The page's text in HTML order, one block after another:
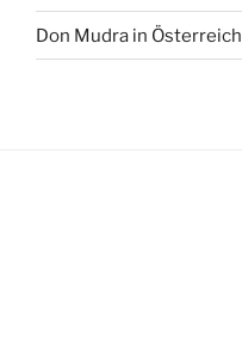
Don Mudra in Österreich